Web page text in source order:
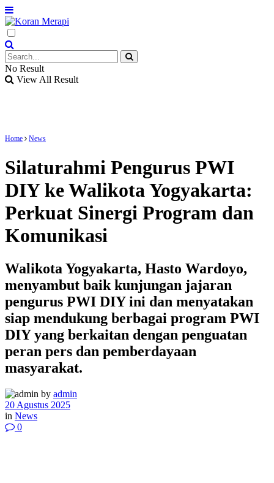
No Result
View All Result
Home News
Silaturahmi Pengurus PWI
DIY ke Walikota Yogyakarta:
Perkuat Sinergi Program dan
Komunikasi
Walikota Yogyakarta, Hasto Wardoyo,
menyambut baik kunjungan jajaran
pengurus PWI DIY ini dan menyatakan
siap mendukung berbagai program PWI
DIY yang berkaitan dengan penguatan
peran pers dan pemberdayaan
masyarakat.
by admin
20 Agustus 2025
in News
0